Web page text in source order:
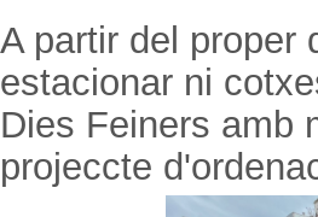
A partir del proper
estacionar ni
Dies Feiners amb
projeccte